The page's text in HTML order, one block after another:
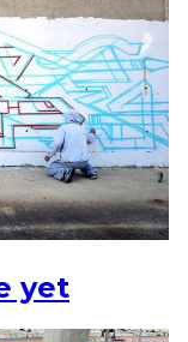
yet